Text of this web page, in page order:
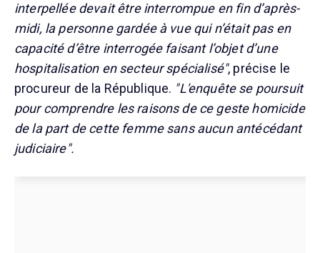
interpellée devait être interrompue en fin d’après-
midi, la personne gardée à vue qui n’était pas en
capacité d’être interrogée faisant l’objet d’une
hospitalisation en secteur spécialisé", précise le
procureur de la République. "L'enquête se poursuit
pour comprendre les raisons de ce geste homicide
de la part de cette femme sans aucun antécédant
judiciaire".